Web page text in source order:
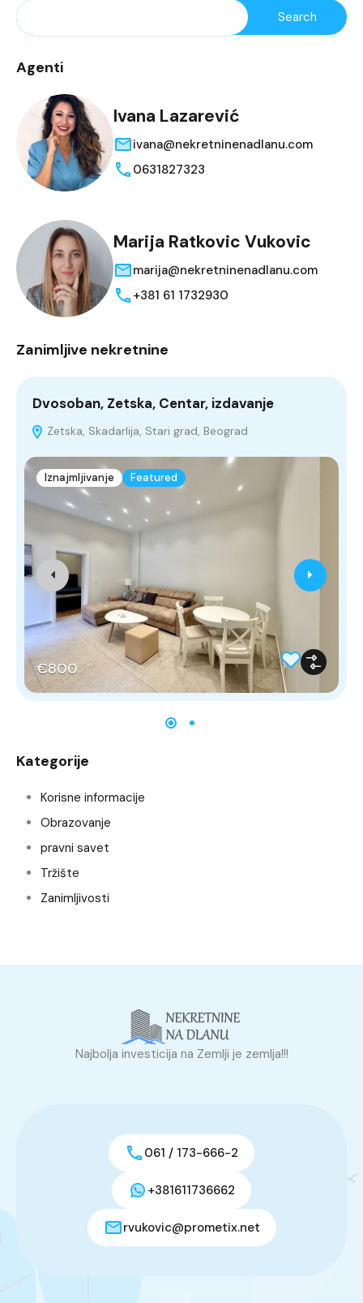
Agenti
Ivana Lazarević
ivana@nekretninenadlanu.com
0631827323
Marija Ratkovic Vukovic
marija@nekretninenadlanu.com
+381 61 1732930
Zanimljive nekretnine
Dvosoban, Zetska, Centar, izdavanje
Zetska, Skadarlija, Stari grad, Beograd
Iznajmljivanje Featured
€800
Kategorije
Korisne informacije
Obrazovanje
pravni savet
Tržište
Zanimljivosti
Najbolja investicija na Zemlji je zemlja!!!
061 / 173-666-2
+381611736662
rvukovic@prometix.net